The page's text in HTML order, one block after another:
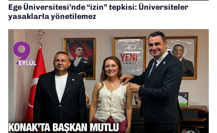
Ege Üniversitesi’nde “izin” tepkisi: Üniversiteler
yasaklarla yönetilemez